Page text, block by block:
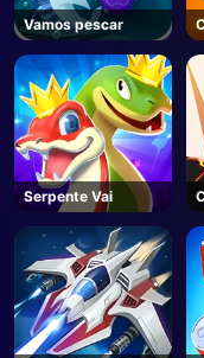
Vamos pescar
Serpente Vai